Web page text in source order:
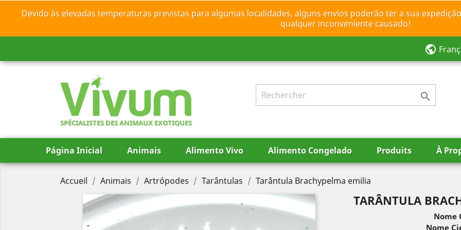
Devido às elevadas temperaturas previstas para algumas localidades, alguns envios poderão ter a sua
qualquer inconveniente causado!
public
SPÉCIALISTES DES ANIMAUX EXOTIQUES

Página Inicial Animais Alimento Vivo Alimento Congelado Produits À
Accueil Animais Artrópodes Tarântulas Tarântula Brachypelma emilia
TARÂNTULA
Nome
Nome